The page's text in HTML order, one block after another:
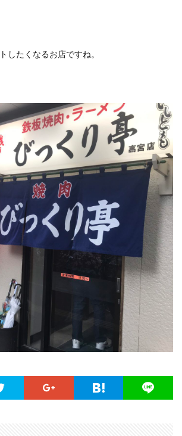
したくなるお店ですね。